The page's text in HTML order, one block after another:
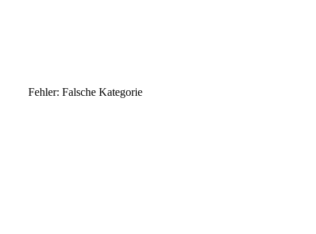
Fehler: Falsche Kategorie